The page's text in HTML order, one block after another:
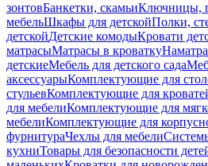
зонтовБанкетки, скамьиКлючницы,
мебельШкафы для детскойПолки,
детскойДетские комодыКровати
матрасыМатрасы в кроватку
детскиеМебель для детского сада
аксессуарыКомплектующие для
стульевКомплектующие для
для мебелиКомплектующие для
мебелиКомплектующие для
фурнитураЧехлы для мебели
кухниТовары для безопасности